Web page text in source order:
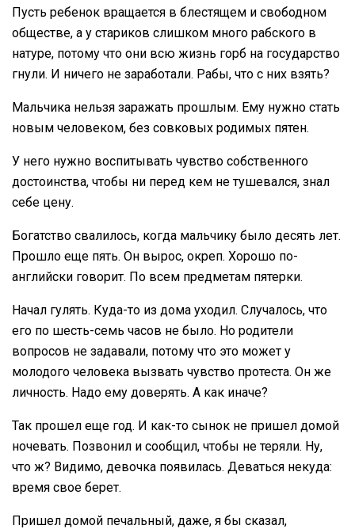
Пусть ребенок вращается в блестящем и свободном
обществе, а у стариков слишком много рабского в
натуре, потому что они всю жизнь горб на государство
гнули. И ничего не заработали. Рабы, что с них взять?
Мальчика нельзя заражать прошлым. Ему нужно стать
новым человеком, без совковых родимых пятен.
У него нужно воспитывать чувство собственного
достоинства, чтобы ни перед кем не тушевался, знал
себе цену.
Богатство свалилось, когда мальчику было десять лет.
Прошло еще пять. Он вырос, окреп. Хорошо по-
английски говорит. По всем предметам пятерки.
Начал гулять. Куда-то из дома уходил. Случалось, что
его по шесть-семь часов не было. Но родители
вопросов не задавали, потому что это может у
молодого человека вызвать чувство протеста. Он же
личность. Надо ему доверять. А как иначе?
Так прошел еще год. И как-то сынок не пришел домой
ночевать. Позвонил и сообщил, чтобы не теряли. Ну,
что ж? Видимо, девочка появилась. Деваться некуда:
время свое берет.
Пришел домой печальный, даже, я бы сказал,